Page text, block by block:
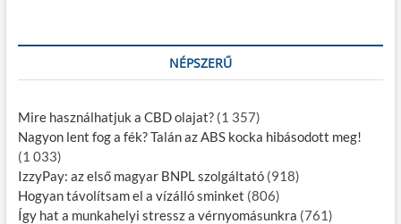
NÉPSZERŰ
Mire használhatjuk a CBD olajat? (1 357)
Nagyon lent fog a fék? Talán az ABS kocka hibásodott meg!
(1 033)
IzzyPay: az első magyar BNPL szolgáltató (918)
Hogyan távolítsam el a vízálló sminket (806)
Így hat a munkahelyi stressz a vérnyomásunkra (761)